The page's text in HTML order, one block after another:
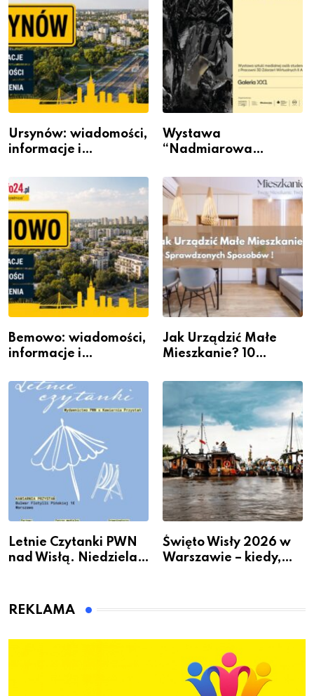
Ursynów: wiadomości,
informacje i
Wystawa
“Nadmiarowa
Galerii XX1
Bemowo: wiadomości,
informacje i
Jak Urządzić Małe
Mieszkanie? 10
Przestrzeni Bez
Kosztownego Remontu
Letnie Czytanki PWN
nad Wisłą. Niedziela z
Święto Wisły 2026 w
Warszawie – kiedy,
REKLAMA